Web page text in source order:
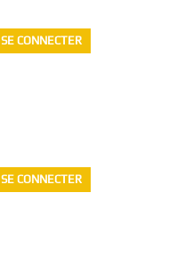
SE CONNECTER
SE CONNECTER